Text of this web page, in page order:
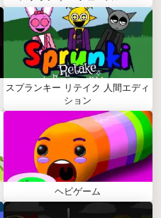
スプランキー リテイク 人間エディ
ション
ヘビゲーム